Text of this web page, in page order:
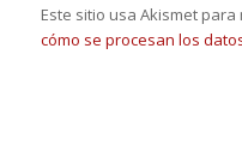
Este sitio usa Akismet para
cómo se procesan los